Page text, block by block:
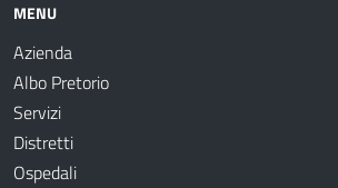
MENU
Azienda
Albo Pretorio
Servizi
Distretti
Ospedali